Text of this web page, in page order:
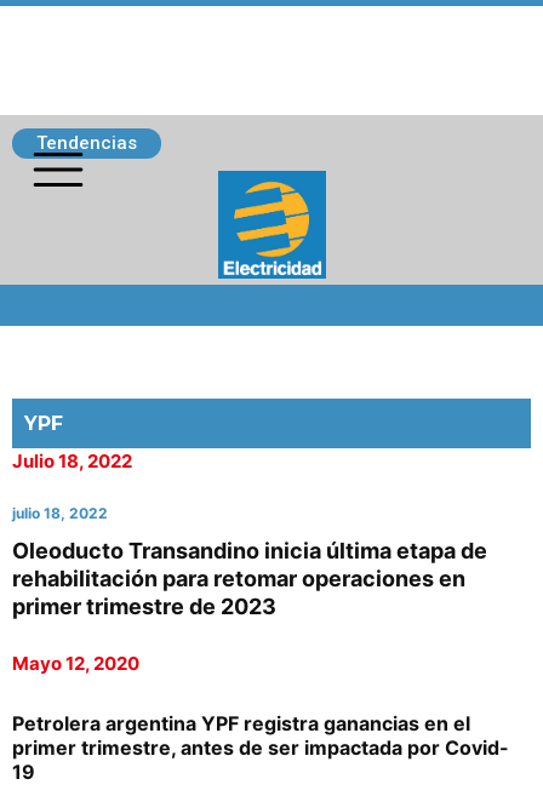
Tendencias
YPF
Julio 18, 2022
julio 18, 2022
Oleoducto Transandino inicia última etapa de
rehabilitación para retomar operaciones en
primer trimestre de 2023
Mayo 12, 2020
Petrolera argentina YPF registra ganancias en el
primer trimestre, antes de ser impactada por Covid-
19